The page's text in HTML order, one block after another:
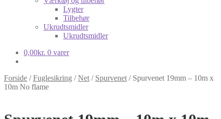
Lygter
Tilbehør
Ukrudtsmidler
Ukrudtsmidler
0,00kr. 0 varer
Forside /Fuglesikring /Net / Spurvenet / Spurvenet 19mm – 10m x
10m No flame